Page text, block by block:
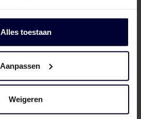
Alles toestaan
Aanpassen
Weigeren